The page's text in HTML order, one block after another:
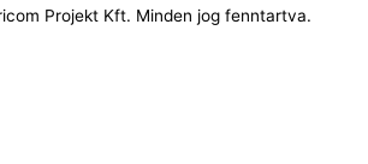
Projekt Kft. Minden jog fenntartva.